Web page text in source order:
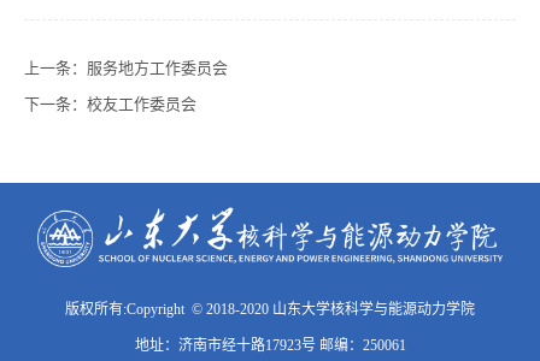
上一条： 服务地方工作委员会
下一条： 校友工作委员会
版权所有:Copyright © 2018-2020 山东大学核科学与能源动力学院
地址：济南市经十路17923号 邮编：250061